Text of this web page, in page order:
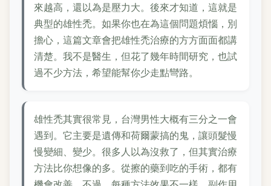
來越高，還以為是壓力大。後來才知道，這就是
典型的雄性禿。如果你也在為這個問題煩惱，別
擔心，這篇文章會把雄性禿治療的方方面面都講
清楚。我不是醫生，但花了幾年時間研究，也試
過不少方法，希望能幫你少走點彎路。
雄性禿其實很常見，台灣男性大概有三分之一會
遇到。它主要是遺傳和荷爾蒙搞的鬼，讓頭髮慢
慢變細、變少。很多人以為沒救了，但其實治療
方法比你想像的多。從擦的藥到吃的手術，都有